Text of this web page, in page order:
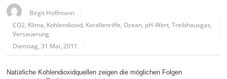
Birgit Hoffmann
CO2 Klima Kohlendioxid Korallenriffe ,Ozean pH-Wert ,Treibhausgas
Versauerung
Dienstag, 31 Mai, 2011
Natürliche Kohlendioxidquellen zeigen die möglichen Folgen